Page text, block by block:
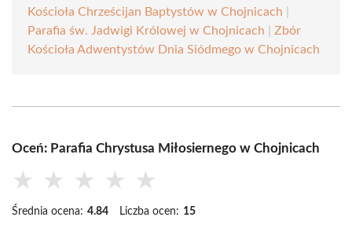
Kościoła Chrześcijan Baptystów w Chojnicach
Parafia św. Jadwigi Królowej w Chojnicach
Zbór
Kościoła Adwentystów Dnia Siódmego w Chojnicach
Oceń: Parafia Chrystusa Miłosiernego w Chojnicach
★ ★ ★ ★ ★
Średnia ocena: 4.84 Liczba ocen: 15